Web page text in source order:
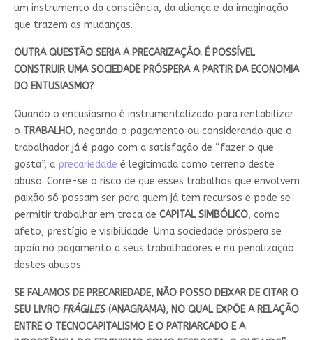
um instrumento da consciência, da aliança e da imaginação
que trazem as mudanças.
OUTRA QUESTÃO SERIA A PRECARIZAÇÃO. É POSSÍVEL
CONSTRUIR UMA SOCIEDADE PRÓSPERA A PARTIR DA ECONOMIA
DO ENTUSIASMO?
Quando o entusiasmo é instrumentalizado para rentabilizar
o TRABALHO, negando o pagamento ou considerando que o
trabalhador já é pago com a satisfação de “fazer o que
gosta”, a precariedade é legitimada como terreno deste
abuso. Corre-se o risco de que esses trabalhos que envolvem
paixão só possam ser para quem já tem recursos e pode se
permitir trabalhar em troca de CAPITAL SIMBÓLICO, como
afeto, prestígio e visibilidade. Uma sociedade próspera se
apoia no pagamento a seus trabalhadores e na penalização
destes abusos.
SE FALAMOS DE PRECARIEDADE, NÃO POSSO DEIXAR DE CITAR O
SEU LIVRO FRÁGILES(ANAGRAMA), NO QUAL EXPÕE A RELAÇÃO
ENTRE O TECNOCAPITALISMO E O PATRIARCADO E A